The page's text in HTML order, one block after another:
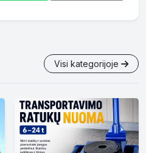
Visi kategorijoje